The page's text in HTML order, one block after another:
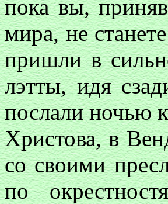
пока вы,
мира, не
пришли в
лэтты, идя
послали ночью
Христова, в
со своими
по